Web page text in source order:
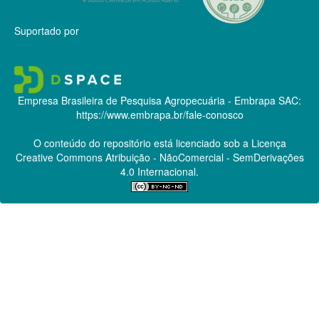
Suportado por
Empresa Brasileira de Pesquisa Agropecuária - Embrapa SAC:
https://www.embrapa.br/fale-conosco
O conteúdo do repositório está licenciado sob a Licença
Creative CommonsAtribuição - NãoComercial - SemDerivações
4.0 Internacional.